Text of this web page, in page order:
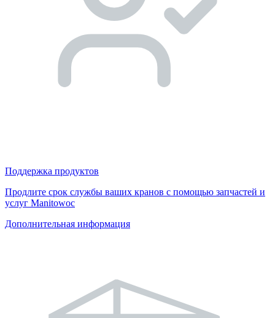
Поддержка продуктов
Продлите срок службы ваших кранов с помощью запчастей и
услуг Manitowoc
Дополнительная информация